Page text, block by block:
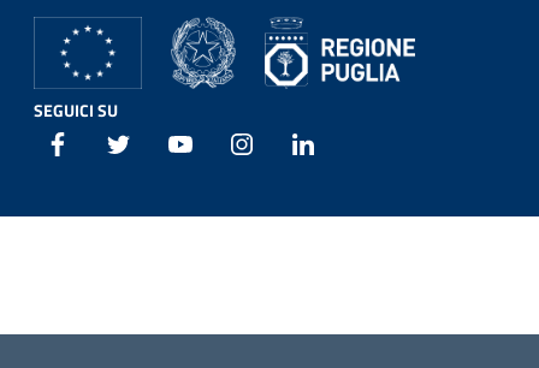
SEGUICI SU
Facebook Twitter Youtube Instagram